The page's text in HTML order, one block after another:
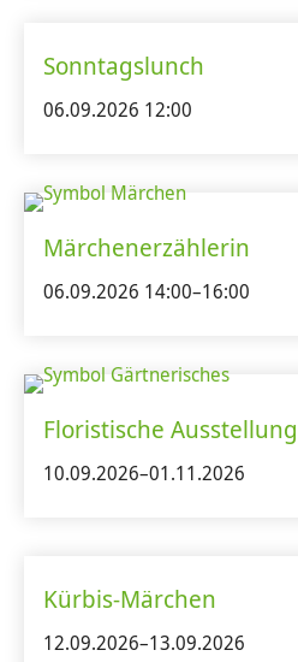
Sonntagslunch
06.09.2026 12:00
Märchenerzählerin
06.09.2026 14:00–16:00
Floristische
10.09.2026–01.11.2026
Kürbis-Märchen
12.09.2026–13.09.2026